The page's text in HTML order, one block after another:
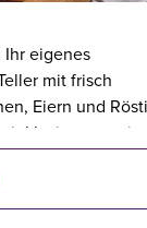
Ihr eigenes
mit frisch
Eiern und
– sowie
und frischem
Inn-
mit.**